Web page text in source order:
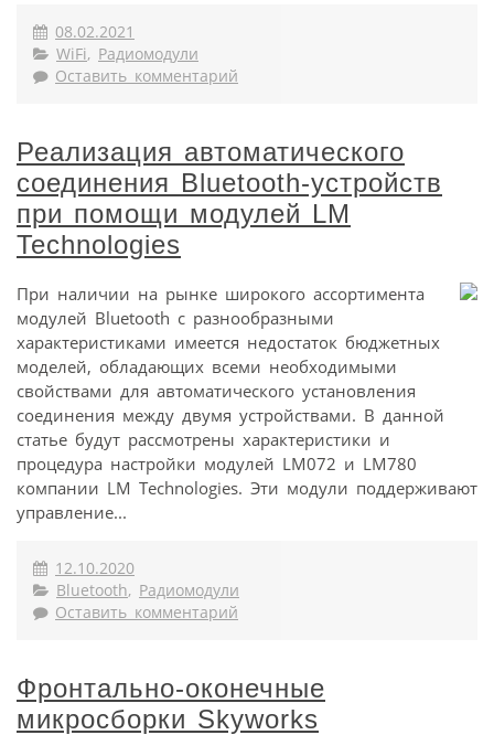
08.02.2021
WiFi, Радиомодули
Оставить комментарий
Реализация автоматического
соединения Bluetooth-устройств
при помощи модулей LM
Technologies
При наличии на рынке широкого ассортимента
модулей Bluetooth с разнообразными
характеристиками имеется недостаток бюджетных
моделей, обладающих всеми необходимыми
свойствами для автоматического установления
соединения между двумя устройствами. В данной
статье будут рассмотрены характеристики и
процедура настройки модулей LM072 и LM780
компании LM Technologies. Эти модули поддерживают
управление...
12.10.2020
Bluetooth, Радиомодули
Оставить комментарий
Фронтально-оконечные
микросборки Skyworks